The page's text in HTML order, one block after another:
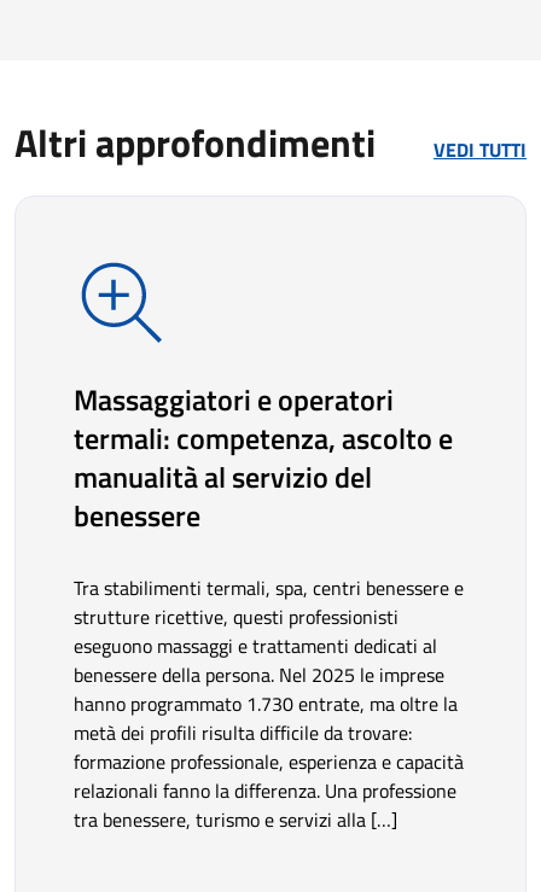
Altri approfondimenti VEDI TUTTI
Massaggiatori e operatori
termali: competenza, ascolto e
manualità al servizio del
benessere
Tra stabilimenti termali, spa, centri benessere e
strutture ricettive, questi professionisti
eseguono massaggi e trattamenti dedicati al
benessere della persona. Nel 2025 le imprese
hanno programmato 1.730 entrate, ma oltre la
metà dei profili risulta difficile da trovare:
formazione professionale, esperienza e capacità
relazionali fanno la differenza. Una professione
tra benessere, turismo e servizi alla […]